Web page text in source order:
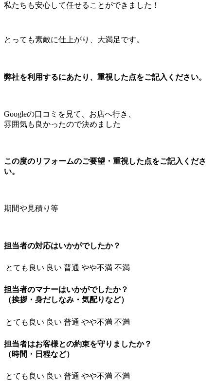
私たちも安心して任せることができました！
とっても素敵に仕上がり、大満足です。
弊社を利用するにあたり、重視した点をご記入ください。
Googleの口コミを見て、お店へ行き、
雰囲気も良かったので決めました
この度のリフォームのご要望・重視した点をご記入くださ
い。
期間や見積り等
担当者の対応はいかがでしたか？
とても良い 良い 普通 やや不満 不満
担当者のマナーはいかがでしたか？
（挨拶・身だしなみ・気配りなど）
とても良い 良い 普通 やや不満 不満
担当者はお客様との約束を守りましたか？
（時間・日程など）
とても良い 良い 普通 やや不満 不満